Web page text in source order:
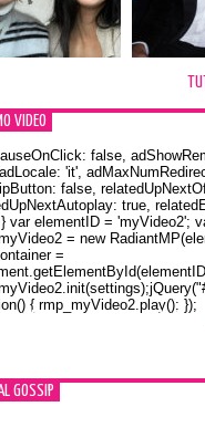
VIDEO
Bloom e la t-shirt
false,
'it',
false,
true,
var elementID = 'myVideo2';
= new
=
{ rmp_myVideo2.play(); });
GOSSIP